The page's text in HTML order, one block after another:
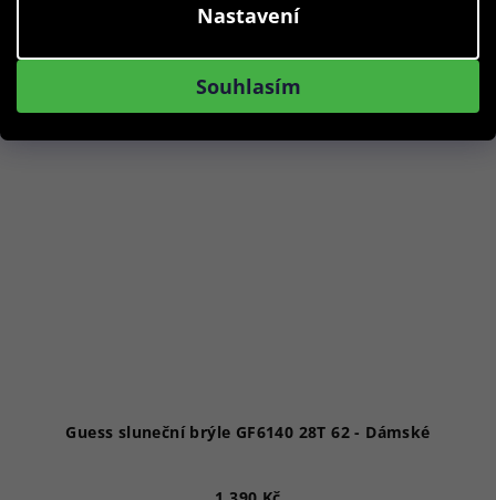
Nastavení
Souhlasím
Guess sluneční brýle GF6140 28T 62 - Dámské